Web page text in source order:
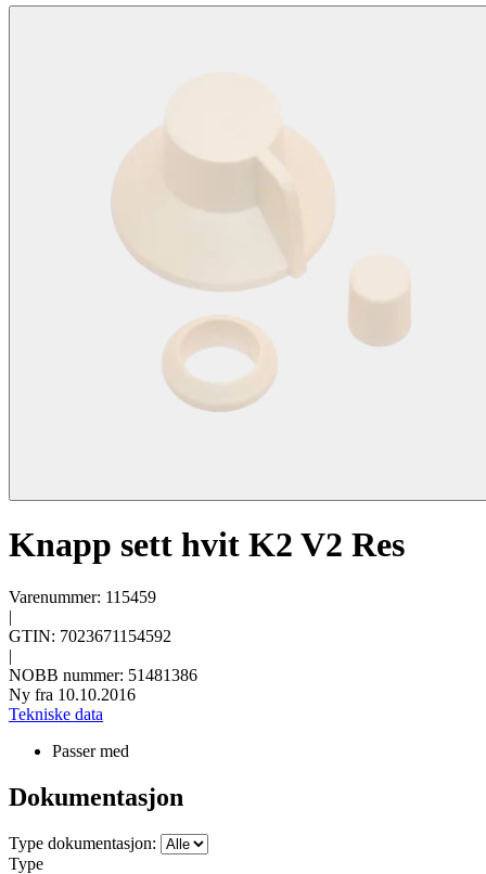
Knapp sett hvit K2 V2 Res
Varenummer: 115459
|
GTIN: 7023671154592
|
NOBB nummer: 51481386
Ny fra 10.10.2016
Tekniske data
Passer med
Dokumentasjon
Type dokumentasjon:
Type